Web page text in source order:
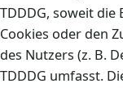
TDDDG, soweit
Cookies oder den
des Nutzers (z. B.
TDDDG umfasst.